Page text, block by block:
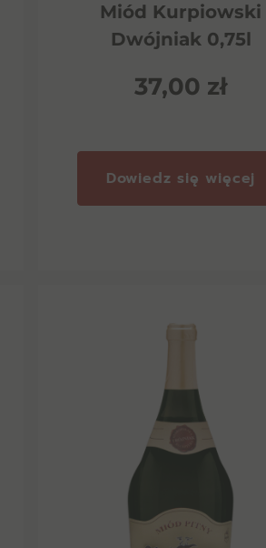
Miód Kurpiowski
Dwójniak 0,75l
37,00 zł
Dowiedz się więcej